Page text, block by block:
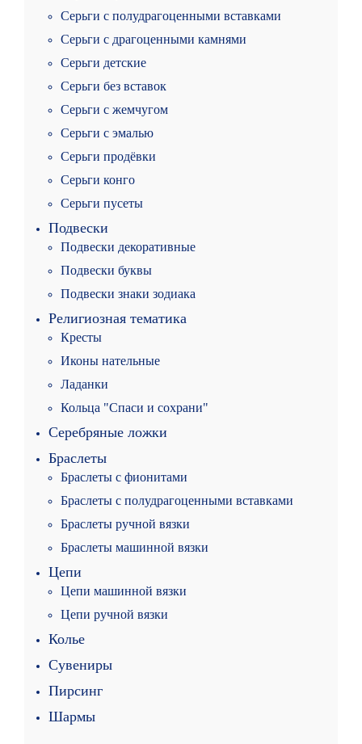
Серьги с полудрагоценными вставками
Серьги с драгоценными камнями
Серьги детские
Серьги без вставок
Серьги с жемчугом
Серьги с эмалью
Серьги продёвки
Серьги конго
Серьги пусеты
Подвески
Подвески декоративные
Подвески буквы
Подвески знаки зодиака
Религиозная тематика
Кресты
Иконы нательные
Ладанки
Кольца "Спаси и сохрани"
Серебряные ложки
Браслеты
Браслеты с фионитами
Браслеты с полудрагоценными вставками
Браслеты ручной вязки
Браслеты машинной вязки
Цепи
Цепи машинной вязки
Цепи ручной вязки
Колье
Сувениры
Пирсинг
Шармы